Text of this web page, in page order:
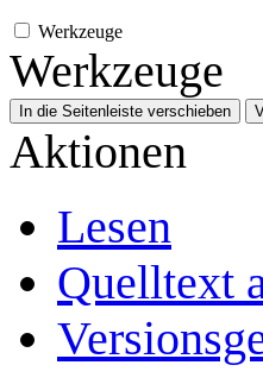
Werkzeuge
Werkzeuge
In die Seitenleiste verschieben
Aktionen
Lesen
Quelltext